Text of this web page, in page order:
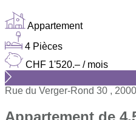
Appartement
4 Pièces
CHF 1'520.– / mois
Rue du Verger-Rond 30 ,
Appartement de